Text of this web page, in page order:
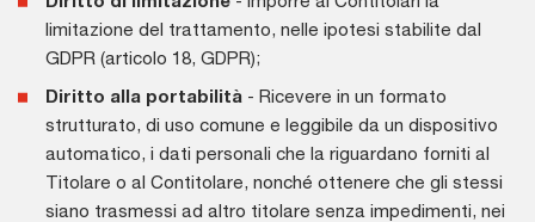
limitazione del trattamento, nelle ipotesi stabilite dal
GDPR (articolo 18, GDPR);
Diritto alla portabilità- Ricevere in un formato
strutturato, di uso comune e leggibile da un dispositivo
automatico, i dati personali che la riguardano forniti al
Titolare o al Contitolare, nonché ottenere che gli stessi
siano trasmessi ad altro titolare senza impedimenti, nei